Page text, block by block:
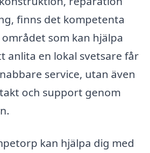
finns det kompetenta
som kan hjälpa
anlita en lokal svetsare får
service, utan även
och support genom
kan hjälpa dig med